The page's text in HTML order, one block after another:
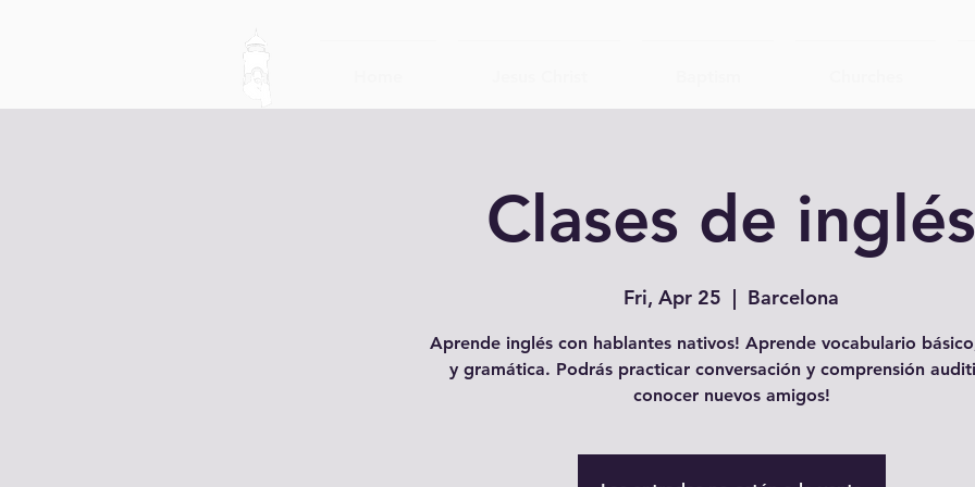
Clases de inglés
Fri, Apr 25
  |
Barcelona
Aprende inglés con hablantes nativos! Aprende vocabulario
y gramática. Podrás practicar conversación y comprensión
conocer nuevos amigos!